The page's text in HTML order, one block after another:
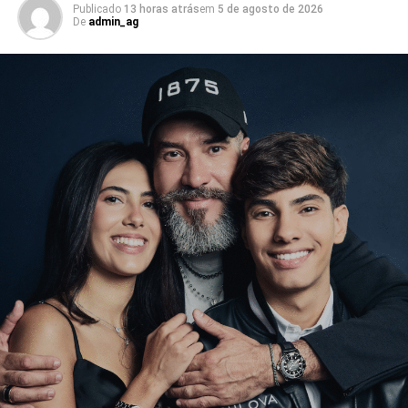
Quando comparado ao Monitor Global de Liderança do
ano passado, a preocupação dos líderes brasileiros com
a incerteza econômica aumentou 10% e com as
mudanças no comportamento do consumidor cresceu 6%.
Embora a escassez de talentos ocupe a terceira posição
como maior desafio dos executivos, seu crescimento foi o
maior, 14% em relação a 2022.
Segundo o relatório, a média global de executivos C-level
afirmando que suas organizações estão aptas a enfrentar
as principais ameaças é de 55%, enquanto, no Brasil,
este índice cai para 48%. Mas as lideranças estão mais
confiantes em relação às mudanças tecnológicas. A
preocupação geral com a questão é de 42% e no Brasil
cai para 40%. Além disso, 61% dos brasileiros afirmam
que estão preparados para enfrentá-las, índice 13%
acima da Espanha, 12% a mais do que os Estados
Unidos e a Austrália e 6% acima da Alemanha.
Publicado 13 horas atrásem 5 de agosto de 2026
De admin_ag